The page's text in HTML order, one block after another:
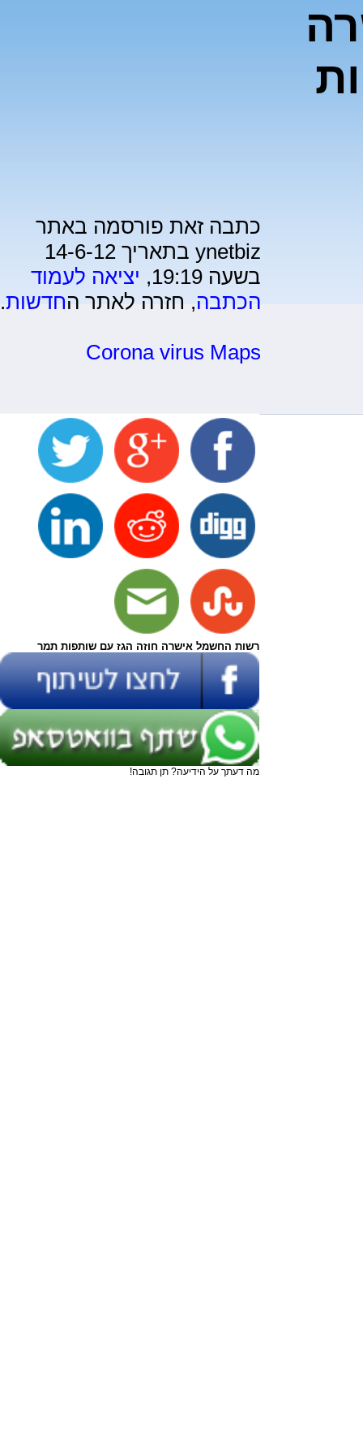
כתבה זאת פורסמה באתר
ynetbiz בתאריך 14-6-12
בשעה 19:19,
יציאה לעמוד
הכתבה, חזרה לאתר החדשות.
Corona virus Maps
רשות החשמל אישרה חוזה הגז עם שותפות תמר
מה דעתך על הידיעה? תן תגובה!